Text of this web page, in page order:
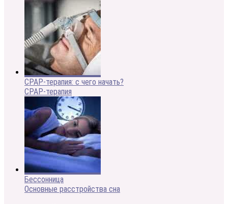
CPAP-терапия: с чего начать?
CPAP-терапия
Бессонница
Основные расстройства сна